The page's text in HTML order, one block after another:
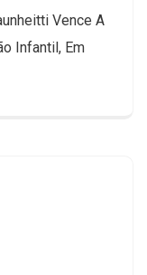
Vence A
Infantil, Em